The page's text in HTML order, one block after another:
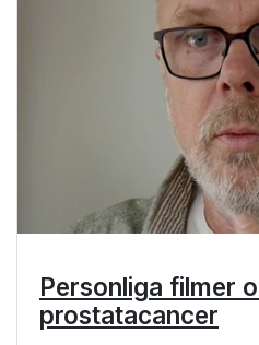
Personliga filmer
prostatacancer